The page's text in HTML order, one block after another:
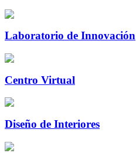
Laboratorio de Innovación
Centro Virtual
Diseño de Interiores